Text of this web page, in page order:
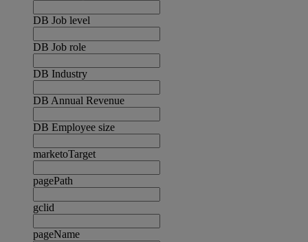
DB Job level
DB Job role
DB Industry
DB Annual Revenue
DB Employee size
marketoTarget
pagePath
gclid
pageName